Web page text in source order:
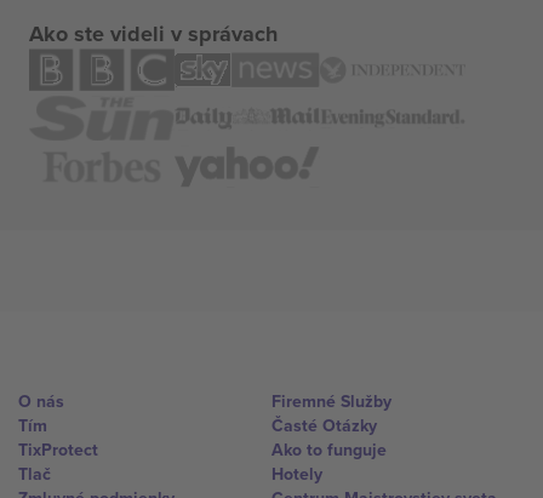
Ako ste videli v správach
O nás
Tím
TixProtect
Tlač
Firemné Služby
Časté Otázky
Ako to funguje
Hotely